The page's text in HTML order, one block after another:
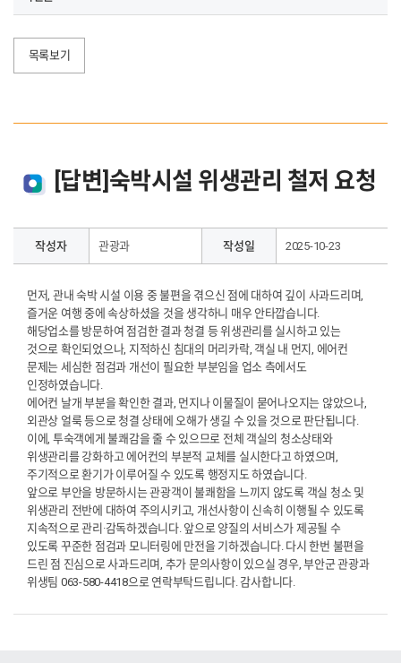
목록보기
[답변]숙박시설 위생관리 철저 요청
작성자 관광과 작성일 2025-10-23
먼저, 관내 숙박 시설 이용 중 불편을 겪으신 점에 대하여 깊이 사과드리며,
즐거운 여행 중에 속상하셨을 것을 생각하니 매우 안타깝습니다.
해당업소를 방문하여 점검한 결과 청결 등 위생관리를 실시하고 있는
것으로 확인되었으나, 지적하신 침대의 머리카락, 객실 내 먼지, 에어컨
문제는 세심한 점검과 개선이 필요한 부분임을 업소 측에서도
인정하였습니다.
에어컨 날개 부분을 확인한 결과, 먼지나 이물질이 묻어나오지는 않았으나,
외관상 얼룩 등으로 청결 상태에 오해가 생길 수 있을 것으로 판단됩니다.
이에, 투숙객에게 불쾌감을 줄 수 있으므로 전체 객실의 청소상태와
위생관리를 강화하고 에어컨의 부분적 교체를 실시한다고 하였으며,
주기적으로 환기가 이루어질 수 있도록 행정지도 하였습니다.
앞으로 부안을 방문하시는 관광객이 불쾌함을 느끼지 않도록 객실 청소 및
위생관리 전반에 대하여 주의시키고, 개선사항이 신속히 이행될 수 있도록
지속적으로 관리·감독하겠습니다. 앞으로 양질의 서비스가 제공될 수
있도록 꾸준한 점검과 모니터링에 만전을 기하겠습니다. 다시 한번 불편을
드린 점 진심으로 사과드리며, 추가 문의사항이 있으실 경우, 부안군 관광과
위생팀 063-580-4418으로 연락부탁드립니다. 감사합니다.